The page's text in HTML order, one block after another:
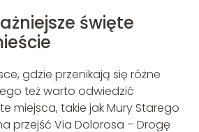
święte
gdzie przenikają się różne
też warto odwiedzić
miejsca, takie jak Mury Starego
przejść Via Dolorosa – Drogę